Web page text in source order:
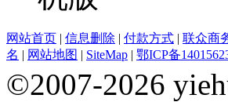
网站首页 | 信息删除 | 付款方式 | 联众商
名 | 网站地图 | SiteMap | 鄂ICP备
©2007-2026